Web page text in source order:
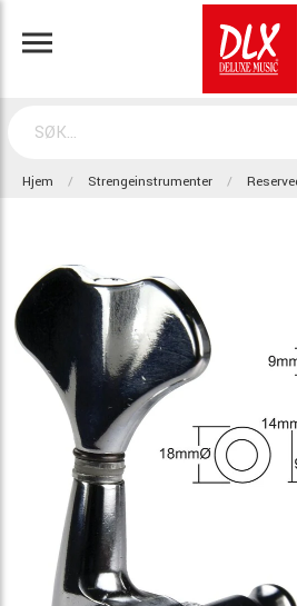
Hjem Strengeinstrumenter